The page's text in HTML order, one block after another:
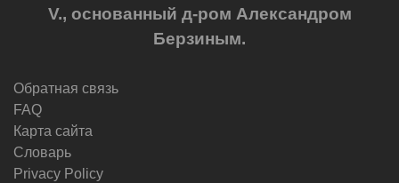
V., основанный д-ром Александром
Берзиным.
Обратная связь
FAQ
Карта сайта
Словарь
Privacy Policy